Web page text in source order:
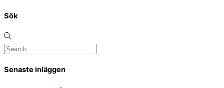
Sök
Senaste inläggen